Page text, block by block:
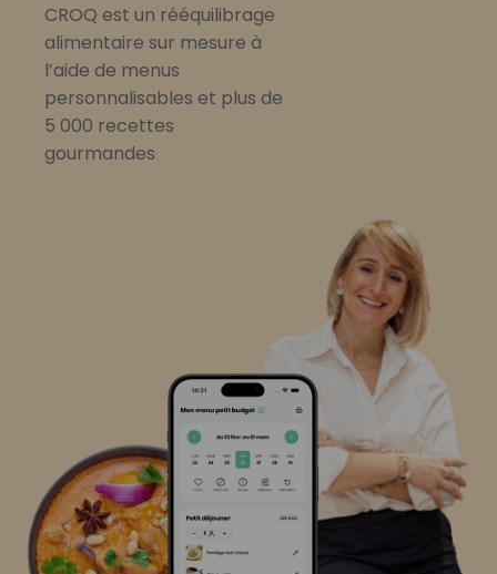
CROQ est un rééquilibrage
alimentaire sur mesure à
l’aide de menus
personnalisables et plus de
5 000 recettes
gourmandes